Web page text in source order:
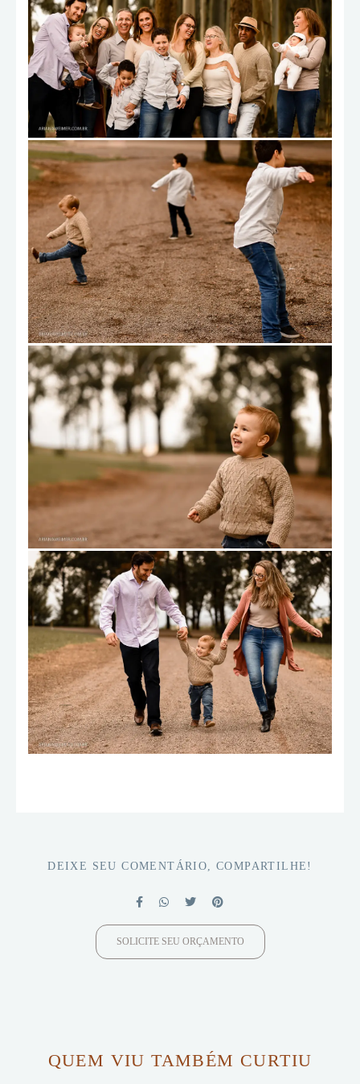
DEIXE SEU COMENTÁRIO, COMPARTILHE!
SOLICITE SEU ORÇAMENTO
QUEM VIU TAMBÉM CURTIU